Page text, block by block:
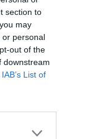
section to
may
or personal
out of the
downstream
IAB’s List of